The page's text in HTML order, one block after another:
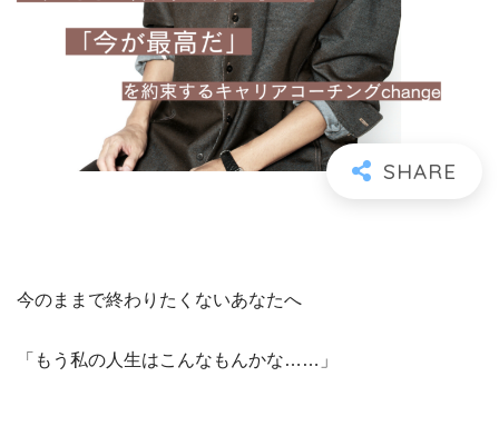
今のままで終わりたくないあなたへ
「もう私の人生はこんなもんかな……」